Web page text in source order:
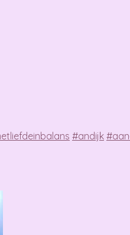
#andijk #